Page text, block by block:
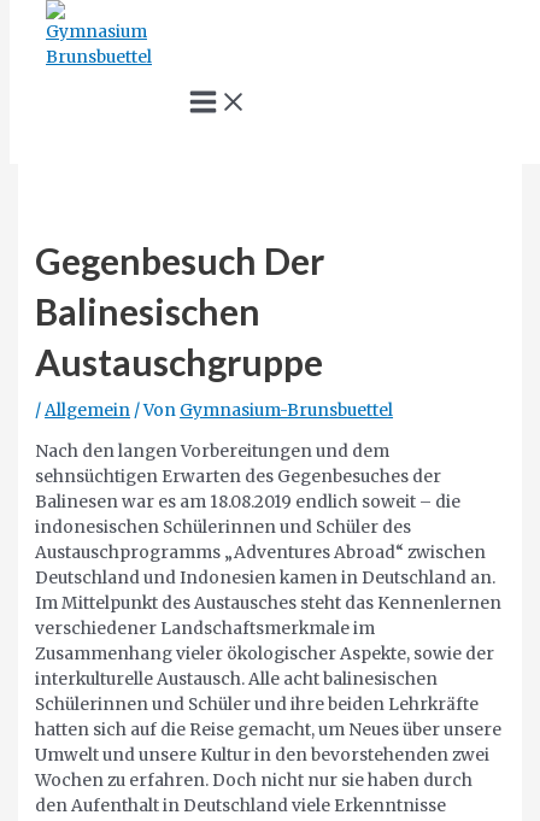
Inhalt
springen
Main
Menu
Gegenbesuch Der
Balinesischen
Austauschgruppe
/Allgemein / Von Gymnasium-Brunsbuettel
Nach den langen Vorbereitungen und dem
sehnsüchtigen Erwarten des Gegenbesuches der
Balinesen war es am 18.08.2019 endlich soweit – die
indonesischen Schülerinnen und Schüler des
Austauschprogramms „Adventures Abroad“ zwischen
Deutschland und Indonesien kamen in Deutschland an.
Im Mittelpunkt des Austausches steht das Kennenlernen
verschiedener Landschaftsmerkmale im
Zusammenhang vieler ökologischer Aspekte, sowie der
interkulturelle Austausch. Alle acht balinesischen
Schülerinnen und Schüler und ihre beiden Lehrkräfte
hatten sich auf die Reise gemacht, um Neues über unsere
Umwelt und unsere Kultur in den bevorstehenden zwei
Wochen zu erfahren. Doch nicht nur sie haben durch
den Aufenthalt in Deutschland viele Erkenntnisse